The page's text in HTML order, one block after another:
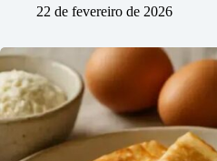
22 de fevereiro de 2026